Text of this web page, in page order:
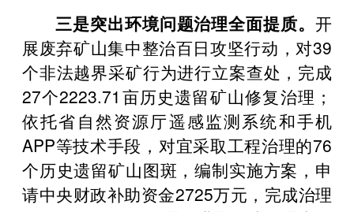
三是突出环境问题治理全面提质。 开
展废弃矿山集中整治百日攻坚行动，对39
个非法越界采矿行为进行立案查处，完成
27个2223.71亩历史遗留矿山修复治理；
依托省自然资源厅遥感监测系统和手机
APP等技术手段，对宜采取工程治理的76
个历史遗留矿山图斑，编制实施方案，申
请中央财政补助资金2725万元，完成治理